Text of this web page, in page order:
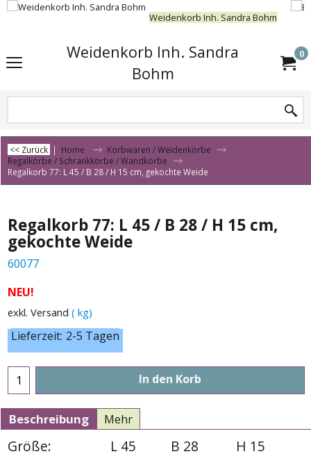
Weidenkorb Inh. Sandra Bohm
Weidenkorb Inh. Sandra
Bohm
0
<< Zurück | Home
Korbwaren / Weidenkörbe
Regalkörbe / Schrankkörbe / Wandkörbe
Regalkorb 77: L 45 / B 28 / H 15 cm, gekochte Weide
Regalkorb 77: L 45 / B 28 / H 15 cm,
gekochte Weide
60077
NEU!
exkl. Versand kg
Lieferzeit: 2-5 Tagen
In den Korb
Beschreibung Mehr
Größe: L 45 B 28 H 15